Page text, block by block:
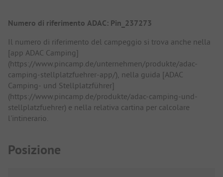
Numero di riferimento ADAC: Pin_237273
Il numero di riferimento del campeggio si trova anche nella
[app ADAC Camping]
(https://www.pincamp.de/unternehmen/produkte/adac-
camping-stellplatzfuehrer-app/), nella guida [ADAC
Camping- und Stellplatzführer]
(https://www.pincamp.de/produkte/adac-camping-und-
stellplatzfuehrer) e nella relativa cartina per calcolare
l'intinerario.
Posizione